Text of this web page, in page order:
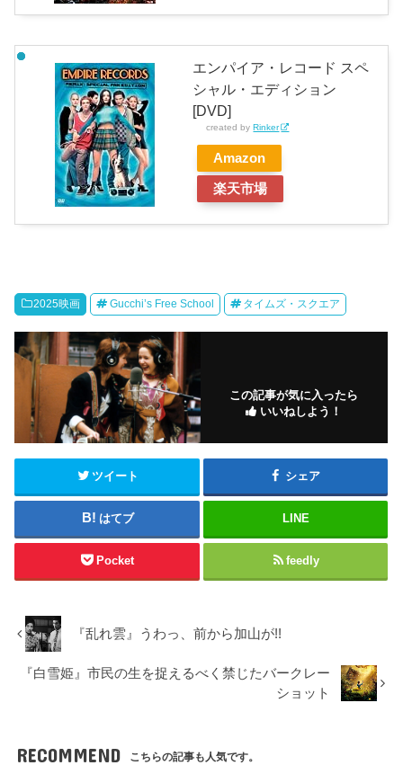
エンパイア・レコード スペ
シャル・エディション
[DVD]
created byRinker
Amazon
楽天市場
2025映画 Gucchi’s Free School タイムズ・スクエア
この記事が気に入ったら
いいねしよう！
ツイート シェア
はてブ LINE
Pocket feedly
『乱れ雲』うわっ、前から加山が!!
『白雪姫』市民の生を捉えるべく禁じたバークレー
ショット
RECOMMEND こちらの記事も人気です。